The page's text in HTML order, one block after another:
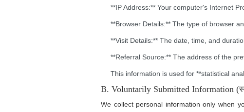
नॅशनल सायबर क्राईम रिपोर्टिंग पोर्टल
तुमच्या तक्रारीचा ऑनलाइन मागोवा घ्या
**IP Address:** Your computer's Internet
**Browser Details:** The type of browser
**Visit Details:** The date, time, and
**Referral Source:** The address of the
This information is used for **statistical
B. Voluntarily Submitted Information
We collect personal information only when